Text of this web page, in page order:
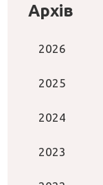
Архів
2026
2025
2024
2023